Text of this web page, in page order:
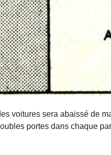
voitures sera abaissé de
portes dans chaque